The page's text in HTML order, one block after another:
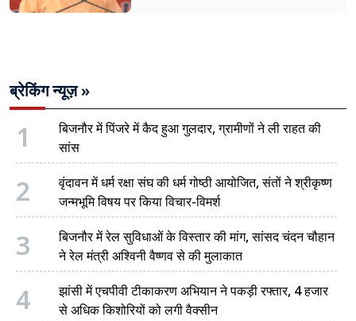
ब्रेकिंग न्यूज़ »
1
बिजनौर में पिंजरे में कैद हुआ गुलदार, ग्रामीणों ने ली राहत की
सांस
2
वृंदावन में धर्म रक्षा संघ की धर्म गोष्ठी आयोजित, संतों ने श्रीकृष्ण
जन्मभूमि विषय पर किया विचार-विमर्श
3
बिजनौर में रेल सुविधाओं के विस्तार की मांग, सांसद चंदन चौहान
ने रेल मंत्री अश्विनी वैष्णव से की मुलाकात
4
झांसी में एचपीवी टीकाकरण अभियान ने पकड़ी रफ्तार, 4 हजार
से अधिक किशोरियों को लगी वैक्सीन